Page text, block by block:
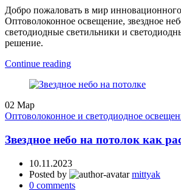
Добро пожаловать в мир
Оптоволоконное освещение, звездное
светодиодные светильники и
решение.
Continue reading
02 Мар
Оптоволоконное и светодиодное
Звездное небо на потолок как
10.11.2023
Posted by
mittyak
0 comments